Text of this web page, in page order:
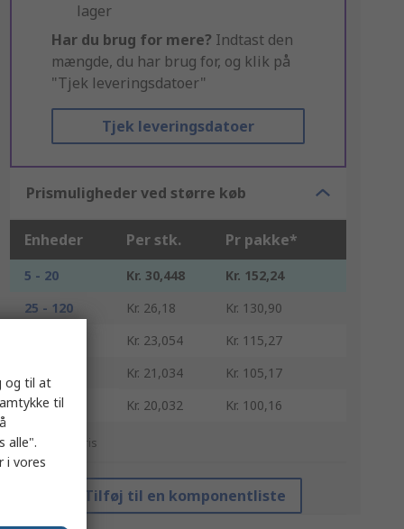
lager
Har du brug for mere? Indtast den
mængde, du har brug for, og klik på
"Tjek leveringsdatoer"
Tjek leveringsdatoer
Prismuligheder ved større køb
Enheder Per stk. Pr pakke*
5 - 20 Kr. 30,448
Kr. 152,24
25 - 120
Kr. 26,18
Kr. 130,90
Kr. 23,054
Kr. 115,27
Kr. 21,034
Kr. 105,17
500 +
Kr. 20,032 Kr. 100,16
*Vejledende pris
Tilføj til en komponentliste
og til at
til
alle".
i vores